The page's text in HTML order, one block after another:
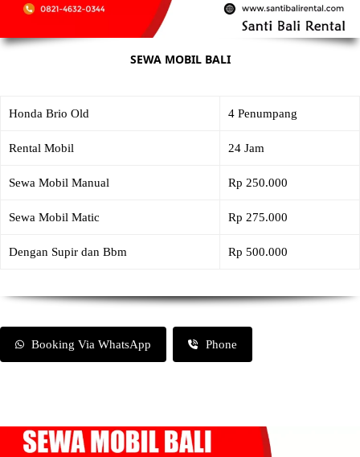
SEWA MOBIL BALI
Honda Brio Old 4 Penumpang
Rental Mobil 24 Jam
Sewa Mobil Manual Rp 250.000
Sewa Mobil Matic Rp 275.000
Dengan Supir dan Bbm Rp 500.000
Booking Via WhatsApp Phone